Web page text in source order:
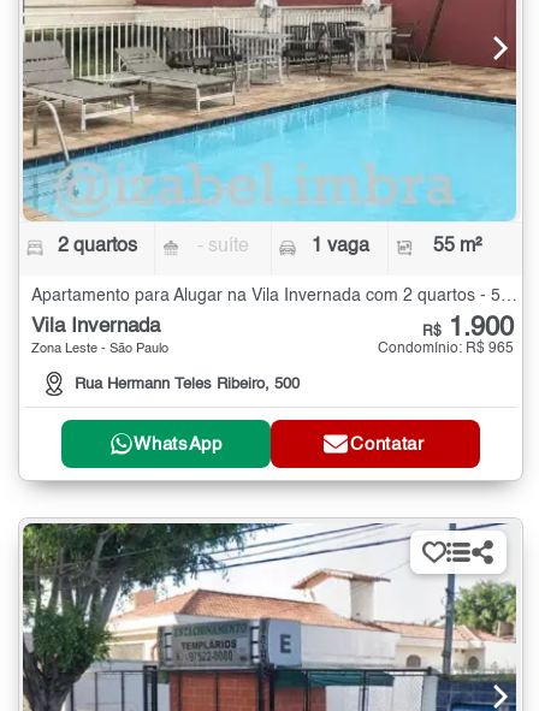
2 quartos - suíte 1 vaga 55 m²
Apartamento para Alugar na Vila Invernada com 2 quartos - 55 m²
Vila Invernada
Zona Leste - São Paulo
Rua Hermann Teles Ribeiro, 500
R$ 1.900
Condomínio: R$ 965
WhatsApp Contatar